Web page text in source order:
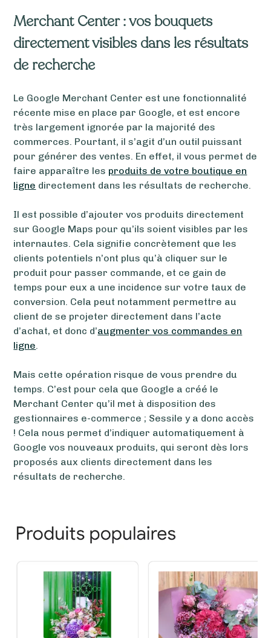
Merchant Center : vos bouquets
directement visibles dans les résultats
de recherche
Le Google Merchant Center est une fonctionnalité
récente mise en place par Google, et est encore
très largement ignorée par la majorité des
commerces. Pourtant, il s’agit d’un outil puissant
pour générer des ventes. En effet, il vous permet de
faire apparaître les produits de votre boutique en
ligne directement dans les résultats de recherche.
Il est possible d’ajouter vos produits directement
sur Google Maps pour qu’ils soient visibles par les
internautes. Cela signifie concrètement que les
clients potentiels n’ont plus qu’à cliquer sur le
produit pour passer commande, et ce gain de
temps pour eux a une incidence sur votre taux de
conversion. Cela peut notamment permettre au
client de se projeter directement dans l’acte
d’achat, et donc d’augmenter vos commandes en
ligne
Mais cette opération risque de vous prendre du
temps. C’est pour cela que Google a créé le
Merchant Center qu’il met à disposition des
gestionnaires e-commerce ; Sessile y a donc accès
! Cela nous permet d’indiquer automatiquement à
Google vos nouveaux produits, qui seront dès lors
proposés aux clients directement dans les
résultats de recherche.